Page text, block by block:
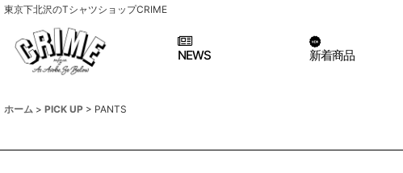
東京下北沢のTシャツショップCRIME
NEWS 新着商品
ホーム > PICK UP > PANTS